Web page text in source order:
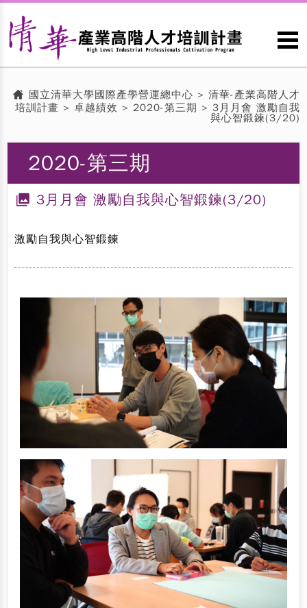
國立清華大學國際產學營運總中心 > 清華-產業高階人才
培訓計畫 > 卓越績效 > 2020-第三期 > 3月月會 激勵自我
與心智鍛鍊(3/20)
2020-第三期
3月月會 激勵自我與心智鍛鍊(3/20)
激勵自我與心智鍛鍊